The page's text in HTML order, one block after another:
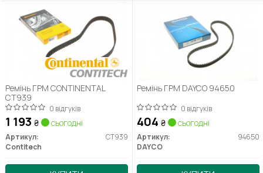
Ремінь ГРМ CONTINENTAL
CT939
0 відгуків
1 193 ₴ сьогодні
Артикул:
CT939
Contitech
Ремінь ГРМ DAYCO 94650
0 відгуків
404 ₴ сьогодні
Артикул:
94650
DAYCO